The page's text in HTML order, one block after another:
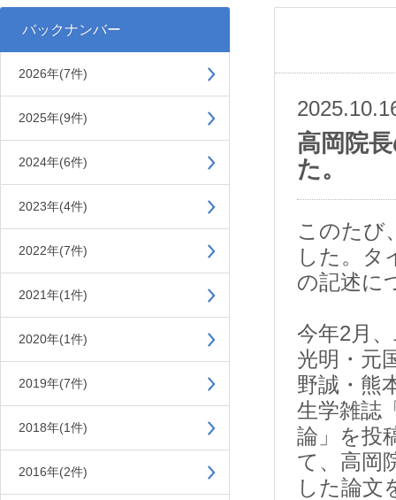
バックナンバー
2026年(7件)
2025年(9件)
2024年(6件)
2023年(4件)
2022年(7件)
2021年(1件)
2020年(1件)
2019年(7件)
2018年(1件)
2016年(2件)
高岡院
た。
このたび
した。タ
の記述に
今年2月
光明・元
野誠・熊
生学雑誌
論」を投
て、高岡
した論文